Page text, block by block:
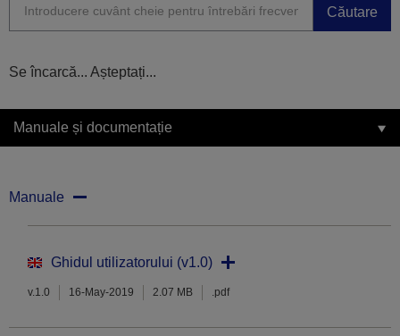
Căutare
Se încarcă... Așteptați...
Manuale și documentație
Manuale
Ghidul utilizatorului (v1.0)
v.1.0 16-May-2019 2.07 MB .pdf